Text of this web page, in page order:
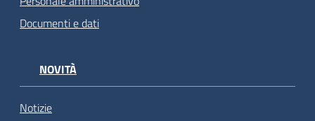
Documenti e dati
NOVITÀ
Notizie